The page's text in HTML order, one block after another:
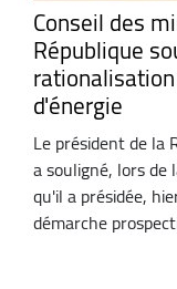
Conseil des
République
d'énergie
Le président de la
a souligné, lors de
qu'il a présidée,
démarche